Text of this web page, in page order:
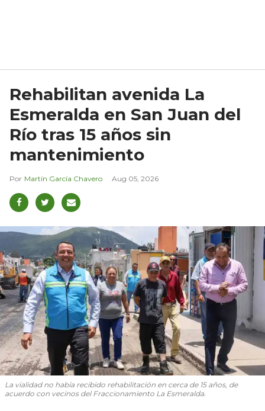
Rehabilitan avenida La
Esmeralda en San Juan del
Río tras 15 años sin
mantenimiento
Martín García Chavero Aug 05, 2026
La vialidad no había recibido rehabilitación en cerca de 15 años, de
acuerdo con vecinos del Fraccionamiento La Esmeralda.